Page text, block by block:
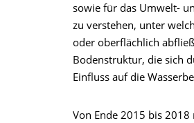
sowie für das Umwelt-
zu verstehen, unter
oder oberflächlich
Bodenstruktur, die sich
Einfluss auf die
Von Ende 2015 bis 2018